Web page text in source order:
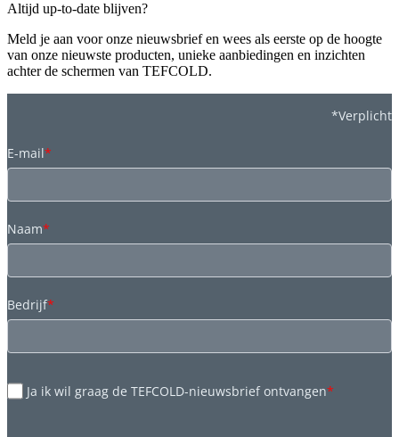
Altijd up-to-date blijven?
Meld je aan voor onze nieuwsbrief en wees als eerste op de hoogte
van onze nieuwste producten, unieke aanbiedingen en inzichten
achter de schermen van TEFCOLD.
*Verplicht
E-mail*
Naam*
Bedrijf*
Ja ik wil graag de TEFCOLD-nieuwsbrief ontvangen*